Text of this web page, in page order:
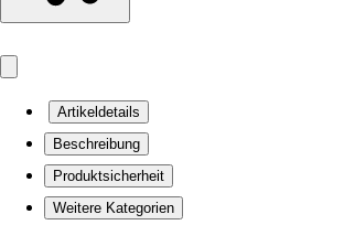
Artikeldetails
Beschreibung
Produktsicherheit
Weitere Kategorien